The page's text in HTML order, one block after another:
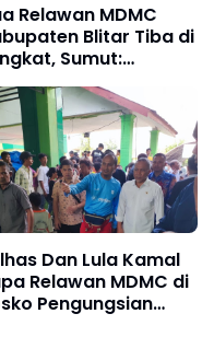
Relawan MDMC
Blitar Tiba di
Sumut:
Butuh
Nyata!"
Dan Lula Kamal
Relawan MDMC di
Pengungsian